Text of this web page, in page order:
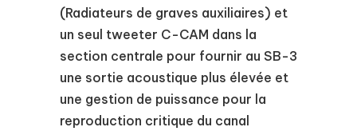
(Radiateurs de graves auxiliaires) et
un seul tweeter C-CAM dans la
section centrale pour fournir au SB-3
une sortie acoustique plus élevée et
une gestion de puissance pour la
reproduction critique du canal